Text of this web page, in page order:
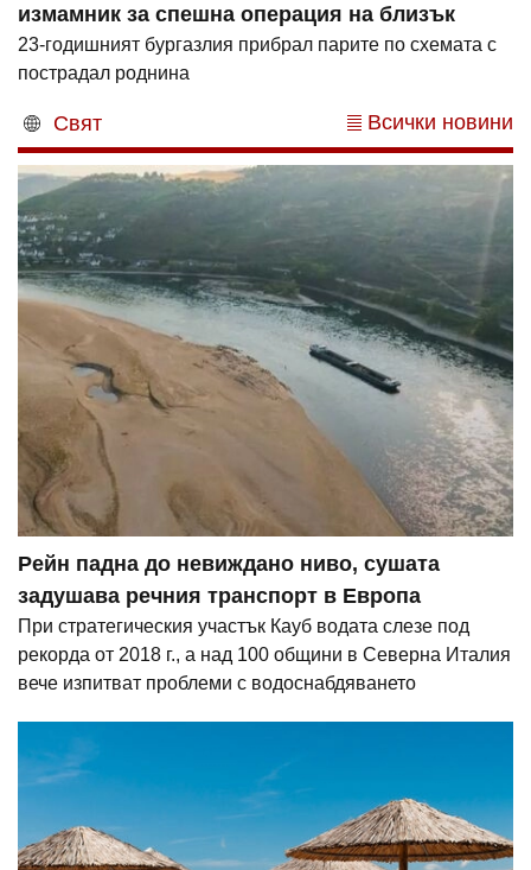
измамник за спешна операция на близък
23-годишният бургазлия прибрал парите по схемата с
пострадал роднина
Свят Всички новини
Рейн падна до невиждано ниво, сушата
задушава речния транспорт в Европа
При стратегическия участък Кауб водата слезе под
рекорда от 2018 г., а над 100 общини в Северна Италия
вече изпитват проблеми с водоснабдяването